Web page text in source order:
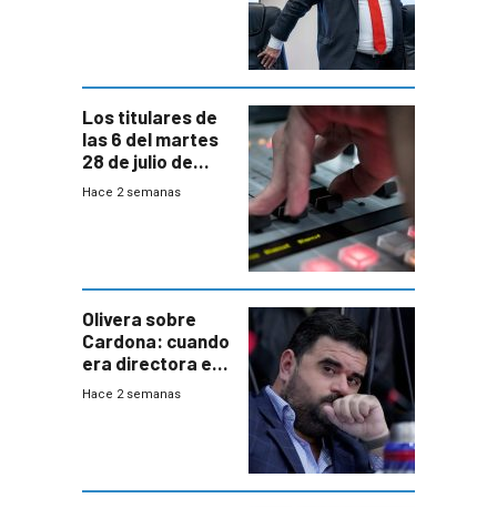
Los titulares de
las 6 del martes
28 de julio de
2026
Hace 2 semanas
Olivera sobre
Cardona: cuando
era directora en
UTE “no era muy
Hace 2 semanas